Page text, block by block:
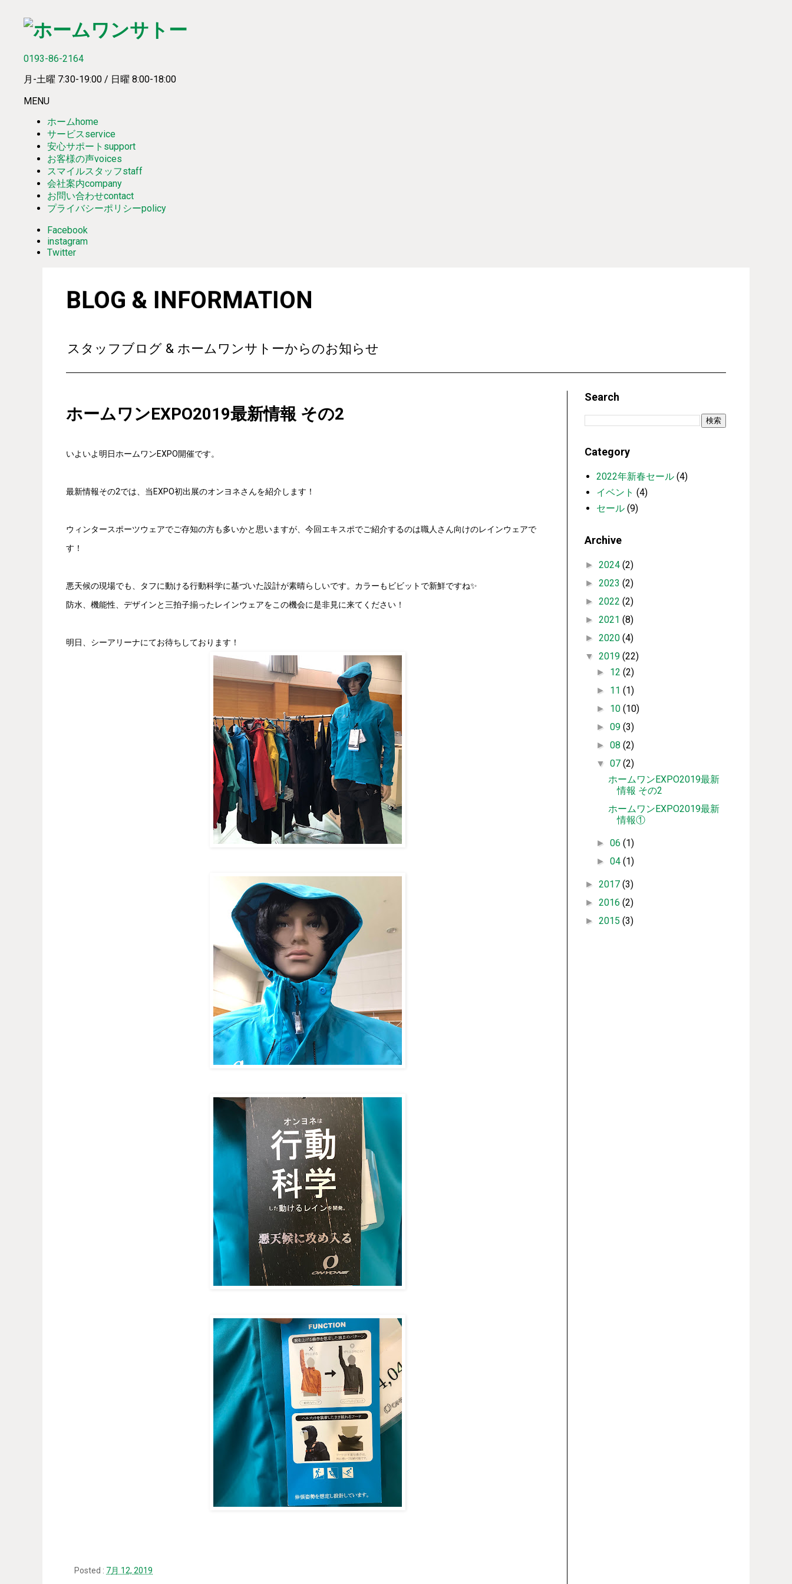
0193-86-2164
月-土曜 7:30-19:00 / 日曜 8:00-18:00
MENU
ホームhome
サービスservice
安心サポート support
お客様の声voices
スマイルスタッフstaff
会社案内company
お問い合わせcontact
プライバシーポリシーpolicy
Facebook
instagram
Twitter
BLOG & INFORMATION
スタッフブログ & ホームワンサトーからのお知らせ
ホームワンEXPO2019最新情報 その2
いよいよ明日ホームワンEXPO開催です。
最新情報その2では、当EXPO初出展のオンヨネさんを紹介します！
ウィンタースポーツウェアでご存知の方も多いかと思いますが、今回エキスポでご紹介するのは職人さん向けのレインウェアで
す！
悪天候の現場でも、タフに動ける行動科学に基づいた設計が素晴らしいです。カラーもビビットで新鮮ですね✨
防水、機能性、デザインと三拍子揃ったレインウェアをこの機会に是非見に来てください！
明日、シーアリーナにてお待ちしております！
Posted : 7月 12, 2019
Search
Category
2022年新春セール (4)
イベント (4)
セール (9)
Archive
► 2024 (2)
► 2023 (2)
► 2022 (2)
► 2021 (8)
► 2020 (4)
▼ 2019 (22)
► 12(2)
► 11(1)
► 10(10)
►09(3)
►08(2)
▼07(2)
ホームワンEXPO2019最新
情報 その2
ホームワンEXPO2019最新
情報①
►06(1)
►04(1)
► 2017 (3)
► 2016 (2)
► 2015 (3)